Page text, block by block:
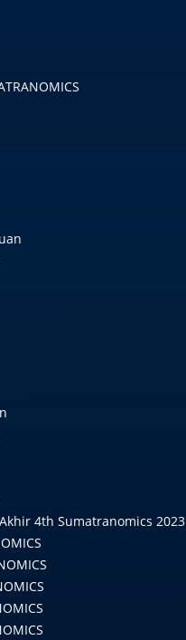
4th Sumatranomics 2023